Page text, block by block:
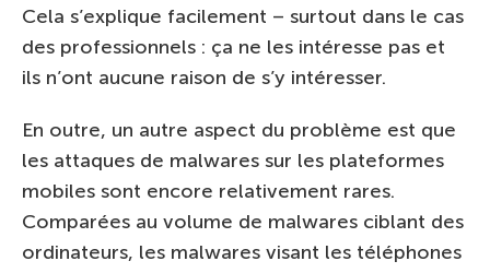
Cela s’explique facilement – surtout dans le cas
des professionnels : ça ne les intéresse pas et
ils n’ont aucune raison de s’y intéresser.
En outre, un autre aspect du problème est que
les attaques de malwares sur les plateformes
mobiles sont encore relativement rares.
Comparées au volume de malwares ciblant des
ordinateurs, les malwares visant les téléphones